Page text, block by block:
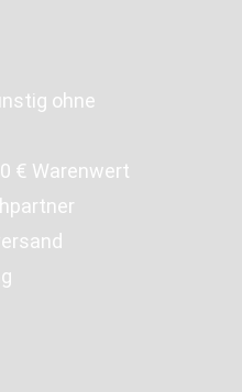
ohne
€ Warenwert